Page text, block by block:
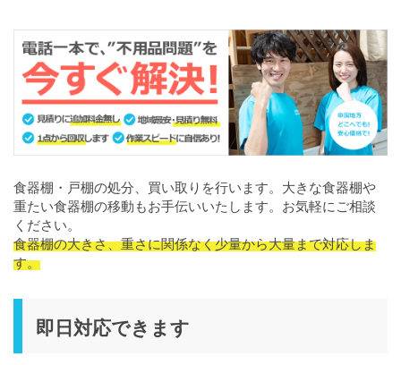
食器棚・戸棚の処分、買い取りを行います。大きな食器棚や
重たい食器棚の移動もお手伝いいたします。お気軽にご相談
ください。
食器棚の大きさ、重さに関係なく少量から大量まで対応しま
す。
即日対応できます